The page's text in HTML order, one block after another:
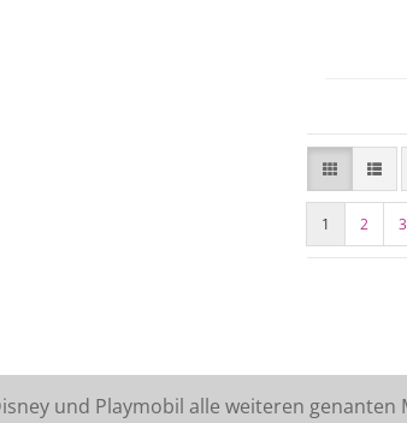
1 2 3
und Playmobil alle weiteren